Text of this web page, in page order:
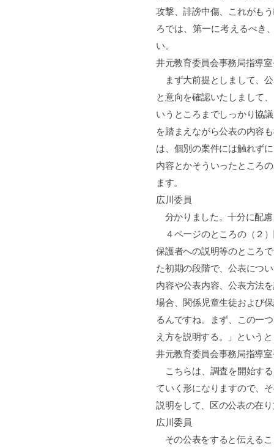
攻撃、誹謗中傷、これがも
ろでは、第一に考えるべき
い。
井元教育委員会事務局指導
まず大前提としまして、
と意向を確認いたしまして
いうところまでしっかり協
を踏まえながら公表の内容
は、個別の案件には触れず
内容とかそういったところ
ます。
広川委員
分かりました。十分に配
４ページのところの（２
保護者への説明等のところ
た初期の段階で、公表につ
内容や公表内容、公表方法
場合、関係児童生徒および
るんですね。まず、この一
え方を説明する。」という
井元教育委員会事務局指導
こちらは、調査を開始す
ていく形になりますので、
説明をして、区の公表の在
広川委員
その公表をすると伝えるこ